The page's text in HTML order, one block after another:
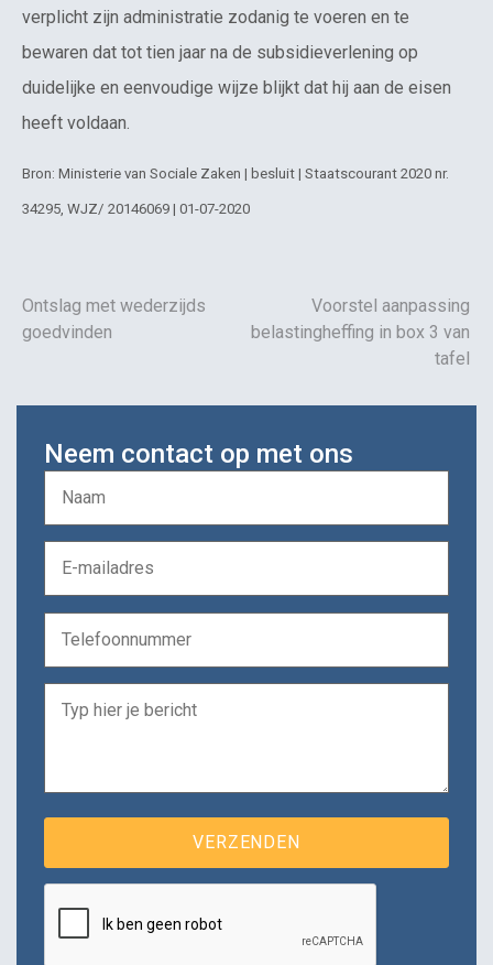
verplicht zijn administratie zodanig te voeren en te
bewaren dat tot tien jaar na de subsidieverlening op
duidelijke en eenvoudige wijze blijkt dat hij aan de eisen
heeft voldaan.
Bron: Ministerie van Sociale Zaken | besluit | Staatscourant 2020 nr.
34295, WJZ/ 20146069 | 01-07-2020
Ontslag met wederzijds
goedvinden
Voorstel aanpassing
belastingheffing in box 3 van
tafel
Neem contact op met ons